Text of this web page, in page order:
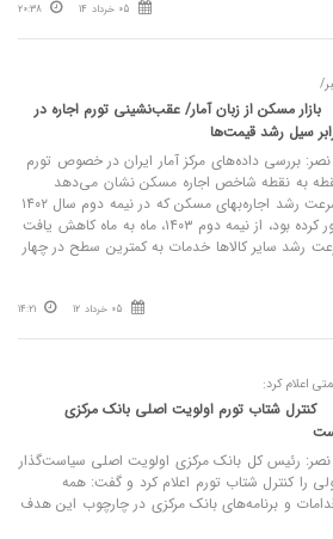
05 خرداد 14 20:38
بازار مسکن از زبان آمار/ عقب‌نشینی تورم اجاره در
سیل رشد قیمت‌ها
نصر: بررسی داده‌های مرکز آمار ایران در خصوص تورم
به نقطه شاخص اجاره مسکن نشان می‌دهد
سرعت رشد اجاره‌بهای مسکن که در نیمه دوم سال ۱۴۰۲
و نیمه اول ۱۴۰۳ از ۴۰ درصد عبور کرده بود، از نیمه دوم ۱۴۰۳، ماه به ماه کاهش یافت
رشد سایر کالاها خدمات به کمترین سطح در چهار
05 خرداد 12 14:21
اعلام کرد:
کنترل شتاب تورم اولویت اصلی بانک مرکزی
نصر: رئیس‌ کل بانک مرکزی اولویت اصلی سیاست‌گذار
را کنترل شتاب تورم اعلام کرد و گفت: همه
و برنامه‌های بانک مرکزی در چارچوب این هدف